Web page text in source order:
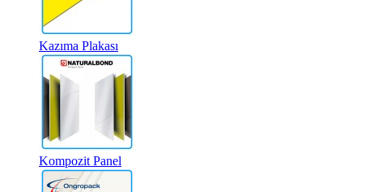
Kazıma Plakası
Kompozit Panel